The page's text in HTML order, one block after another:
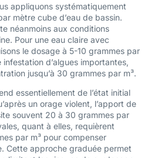
appliquons systématiquement
mètre cube d’eau de bassin.
néanmoins aux conditions
Pour une eau claire avec
le dosage à 5-10 grammes par
d’algues importantes,
jusqu’à 30 grammes par m³.
essentiellement de l’état initial
un orage violent, l’apport de
souvent 20 à 30 grammes par
quant à elles, requièrent
par m³ pour compenser
Cette approche graduée permet